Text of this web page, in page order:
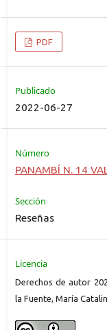
PDF
Publicado
2022-06-27
Número
PANAMBÍ N. 14
Sección
Reseñas
Licencia
Derechos de autor
la Fuente, María